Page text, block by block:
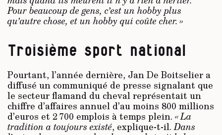
Pour beaucoup de gens, c’est un hobby plus
qu’autre chose, et un hobby qui coûte cher. »
Troisième sport national
Pourtant, l’année dernière, Jan De Boitselier a
diffusé un communiqué de pres­se signalant que
le secteur flamand du cheval représentait un
chiffre d’affaires annuel d’au moins 800 millions
d’euros et 2 700 emplois à temps plein. « La
tradition a toujours existé, explique-t-il.Dans